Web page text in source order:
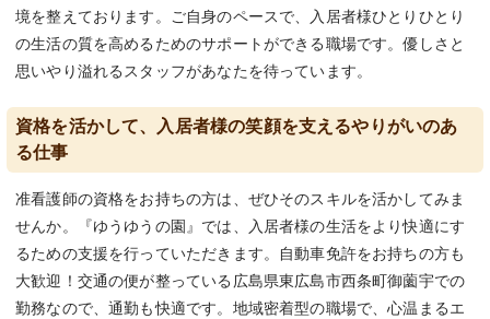
境を整えております。ご自身のペースで、入居者様ひとりひとり
の生活の質を高めるためのサポートができる職場です。優しさと
思いやり溢れるスタッフがあなたを待っています。
資格を活かして、入居者様の笑顔を支えるやりがいのあ
る仕事
准看護師の資格をお持ちの方は、ぜひそのスキルを活かしてみま
せんか。『ゆうゆうの園』では、入居者様の生活をより快適にす
るための支援を行っていただきます。自動車免許をお持ちの方も
大歓迎！交通の便が整っている広島県東広島市西条町御薗宇での
勤務なので、通勤も快適です。地域密着型の職場で、心温まるエ